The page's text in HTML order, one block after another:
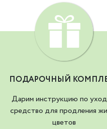
ПОДАРОЧНЫЙ
Дарим инструкцию по
средство для продления
цветов